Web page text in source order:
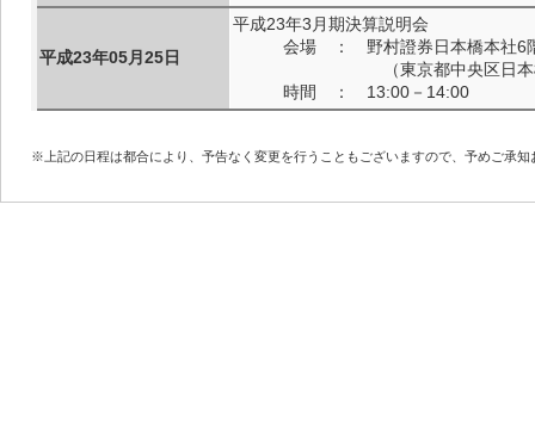
平成23年05月25日
平成23年3月期決算説明会
会場 ： 野村證券日本橋本社6
（東京都中央区日本橋
時間 ： 13:00－14:00
※上記の日程は都合により、予告なく変更を行うこともございますので、予めご承知